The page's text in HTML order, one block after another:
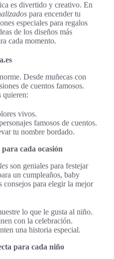
es divertido y creativo. En
para encender tu
especiales para regalos
de los diseños más
cada momento.
Desde muñecas con
de cuentos famosos.
quieren:
vivos.
famosos de cuentos.
tu nombre bordado.
cada ocasión
son geniales para festejar
un cumpleaños, baby
para elegir la mejor
lo que le gusta al niño.
con la celebración.
una historia especial.
para cada niño